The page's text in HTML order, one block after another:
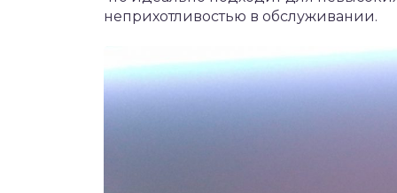
неприхотливостью в обслуживании.